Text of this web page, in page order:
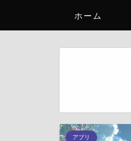
ホーム
アプリ